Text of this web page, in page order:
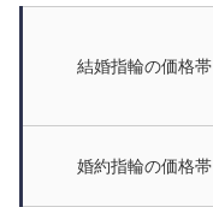
結婚指輪の価格帯
婚約指輪の価格帯